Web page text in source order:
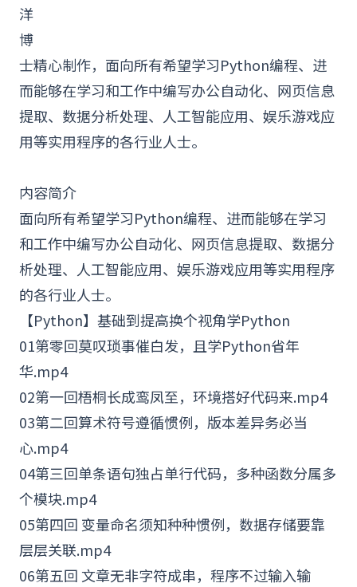
洋
博
士精心制作，面向所有希望学习Python编程、进
而能够在学习和工作中编写办公自动化、网页信息
提取、数据分析处理、
人工智能应用、娱乐游戏应
用等实用程序的各行业人士。
内容简介
面向所有希望学习Python编程、进而能够在学习
和工作中编写办公自动化、网页信息提取、数据分
析处理、人工智能应用、娱乐游戏应用等实用程序
的各行业人士。
【Python】基础到提高换个视角学Python
01第零回莫叹琐事催白发，且学Python省年
华.mp4
02第一回梧桐长成鸾凤至，环境搭好代码来.mp4
03第二回算术符号遵循惯例，版本差异务必当
心.mp4
04第三回单条语句独占单行代码，多种函数分属多
个模块.mp4
05第四回 变量命名须知种种惯例，数据存储要靠
层层关联.mp4
06第五回 文章无非字符成串，程序不过输入输